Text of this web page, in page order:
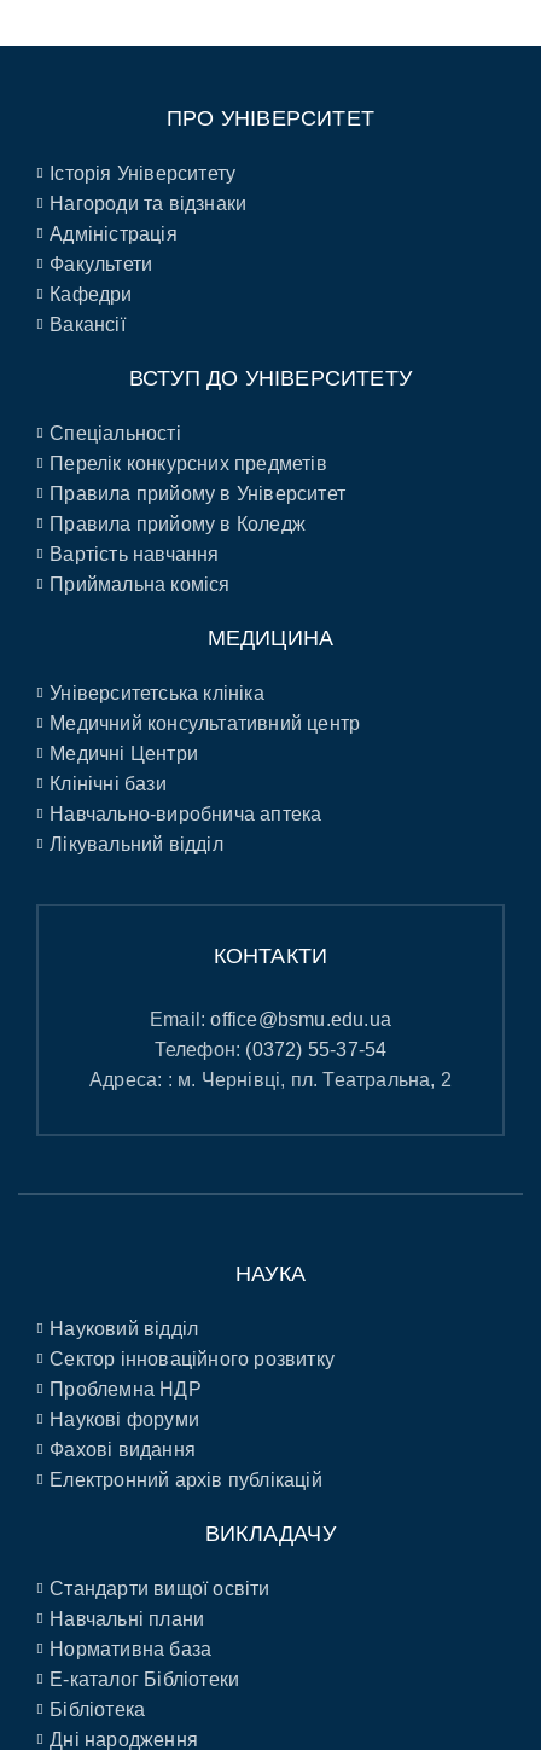
ПРО УНІВЕРСИТЕТ
Історія Університету
Нагороди та відзнаки
Адміністрація
Факультети
Кафедри
Вакансії
ВСТУП ДО УНІВЕРСИТЕТУ
Спеціальності
Перелік конкурсних предметів
Правила прийому в Університет
Правила прийому в Коледж
Вартість навчання
Приймальна коміся
МЕДИЦИНА
Університетська клініка
Медичний консультативний центр
Медичні Центри
Клінічні бази
Навчально-виробнича аптека
Лікувальний відділ
КОНТАКТИ
Email:office@bsmu.edu.ua
Телефон: (0372) 55-37-54
Адреса: : м. Чернівці, пл. Театральна, 2
НАУКА
Науковий відділ
Сектор інноваційного розвитку
Проблемна НДР
Наукові форуми
Фахові видання
Електронний архів публікацій
ВИКЛАДАЧУ
Стандарти вищої освіти
Навчальні плани
Нормативна база
E-каталог Бібліотеки
Бібліотека
Дні народження